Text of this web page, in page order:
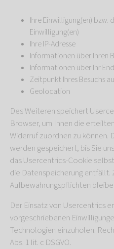
Ihre Einwilligung(en) bzw.
Einwilligung(en)
Ihre IP-Adresse
Informationen über Ihren
Informationen über Ihr
Zeitpunkt Ihres Besuchs
Geolocation
Des Weiteren speichert
Browser, um Ihnen die
Widerruf zuordnen zu können.
werden gespeichert, bis Sie
das Usercentrics-Cookie
die Datenspeicherung
Aufbewahrungspflichten
Der Einsatz von Usercentrics
vorgeschriebenen
Technologien einzuholen.
Abs. 1 lit. c DSGVO.